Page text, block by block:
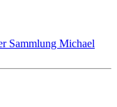
Sammlung Michael